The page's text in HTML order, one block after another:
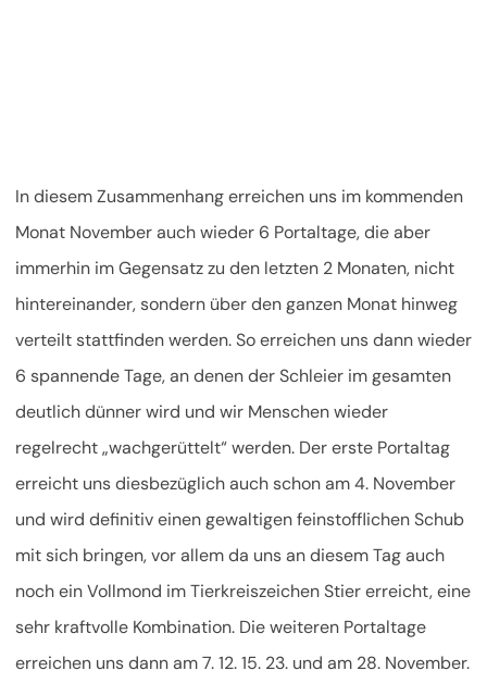
In diesem Zusammenhang erreichen uns im kommenden
Monat November auch wieder 6 Portaltage, die aber
immerhin im Gegensatz zu den letzten 2 Monaten, nicht
hintereinander, sondern über den ganzen Monat hinweg
verteilt stattfinden werden. So erreichen uns dann wieder
6 spannende Tage, an denen der Schleier im gesamten
deutlich dünner wird und wir Menschen wieder
regelrecht „wachgerüttelt“ werden. Der erste Portaltag
erreicht uns diesbezüglich auch schon am 4. November
und wird definitiv einen gewaltigen feinstofflichen Schub
mit sich bringen, vor allem da uns an diesem Tag auch
noch ein Vollmond im Tierkreiszeichen Stier erreicht, eine
sehr kraftvolle Kombination. Die weiteren Portaltage
erreichen uns dann am 7. 12. 15. 23. und am 28. November.